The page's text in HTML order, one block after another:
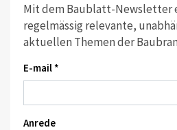
Mit dem Baublatt-Newsletter
regelmässig relevante,
aktuellen Themen der
E-mail *
Anrede